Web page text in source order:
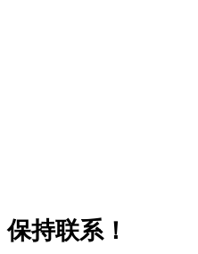
保持联系！